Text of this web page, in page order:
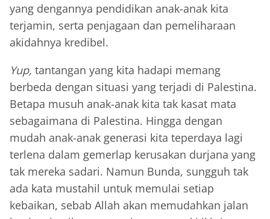
yang dengannya pendidikan anak-anak kita
terjamin, serta penjagaan dan pemeliharaan
akidahnya kredibel.
Yup, tantangan yang kita hadapi memang
berbeda dengan situasi yang terjadi di Palestina.
Betapa musuh anak-anak kita tak kasat mata
sebagaimana di Palestina. Hingga dengan
mudah anak-anak generasi kita teperdaya lagi
terlena dalam gemerlap kerusakan durjana yang
tak mereka sadari. Namun Bunda, sungguh tak
ada kata mustahil untuk memulai setiap
kebaikan, sebab Allah akan memudahkan jalan